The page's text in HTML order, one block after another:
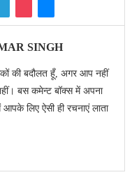
SINGH
की बदौलत हूँ, अगर आप नहीं
बस कमेन्ट बॉक्स में अपना
लिए ऐसी ही रचनाएं लाता